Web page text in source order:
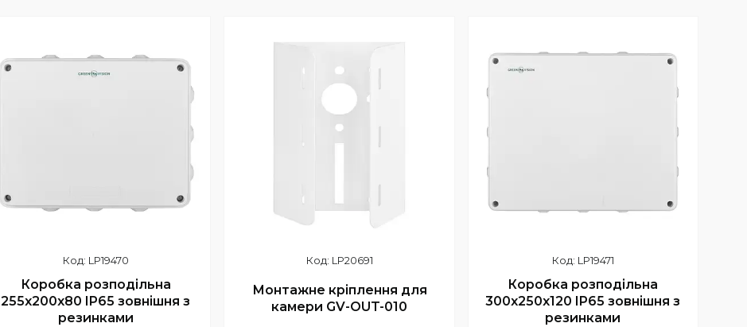
LP19470
Коробка розподільна
255х200х80 IP65 зовнішня з
резинками
LP20691
Монтажне кріплення для
камери GV-OUT-010
LP19471
Коробка розподільна
300х250х120 IP65 зовнішня з
резинками